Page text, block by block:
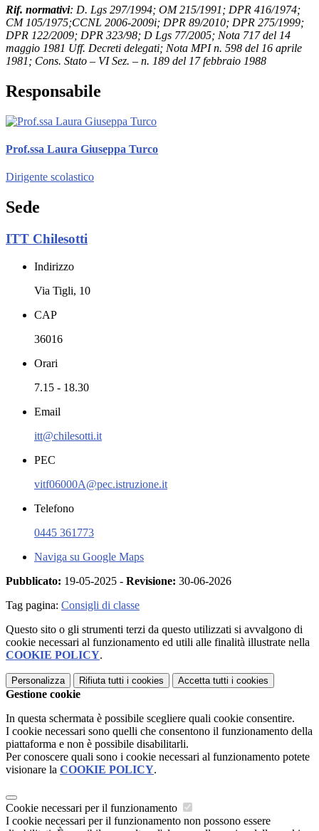
Rif. normativi: D. Lgs 297/1994; OM 215/1991; DPR 416/1974;
CM 105/1975;CCNL 2006-2009i; DPR 89/2010; DPR 275/1999;
DPR 122/2009; DPR 323/98; D Lgs 77/2005; Nota 717 del 14
maggio 1981 Uff. Decreti delegati; Nota MPI n. 598 del 16 aprile
1981; Cons. Stato – VI Sez. – n. 189 del 17 febbraio 1988
Responsabile
Prof.ssa Laura Giuseppa Turco
Dirigente scolastico
Sede
ITT Chilesotti
Indirizzo
Via Tigli, 10
CAP
36016
Orari
7.15 - 18.30
Email
itt@chilesotti.it
PEC
vitf06000A@pec.istruzione.it
Telefono
0445 361773
Naviga su Google Maps
Pubblicato: 19-05-2025 - Revisione: 30-06-2026
Tag pagina: Consigli di classe
Questo sito o gli strumenti terzi da questo utilizzati si avvalgono di
cookie necessari al funzionamento ed utili alle finalità illustrate nella
COOKIE POLICY.
Personalizza Rifiuta tutti i cookies Accetta tutti i cookies
Gestione cookie
In questa schermata è possibile scegliere quali cookie consentire.
I cookie necessari sono quelli che consentono il funzionamento della
piattaforma e non è possibile disabilitarli.
Per conoscere quali sono i cookie necessari al funzionamento potete
visionare la COOKIE POLICY.
Cookie necessari per il funzionamento
I cookie necessari per il funzionamento non possono essere